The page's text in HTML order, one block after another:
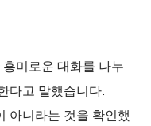
미로운 대화를 나누
다고 말했습니다.
아니라는 것을 확인했